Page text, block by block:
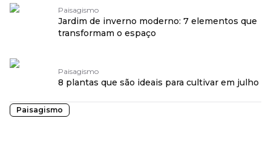
Paisagismo
Jardim de inverno moderno: 7 elementos que
transformam o espaço
Paisagismo
8 plantas que são ideais para cultivar em julho
Paisagismo